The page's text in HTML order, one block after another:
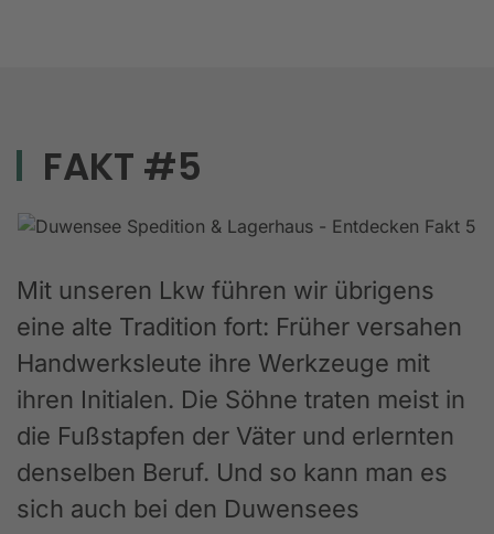
FAKT #5
Mit unseren Lkw führen wir übrigens
eine alte Tradition fort: Früher versahen
Handwerksleute ihre Werkzeuge mit
ihren Initialen. Die Söhne traten meist in
die Fußstapfen der Väter und erlernten
denselben Beruf. Und so kann man es
sich auch bei den Duwensees